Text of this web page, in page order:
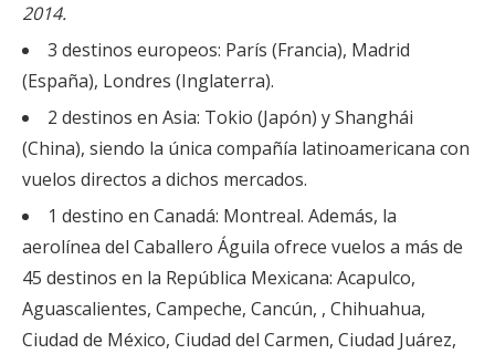
2014.
3 destinos europeos: París (Francia), Madrid
(España), Londres (Inglaterra).
2 destinos en Asia: Tokio (Japón) y Shanghái
(China), siendo la única compañía latinoamericana con
vuelos directos a dichos mercados.
1 destino en Canadá: Montreal. Además, la
aerolínea del Caballero Águila ofrece vuelos a más de
45 destinos en la República Mexicana: Acapulco,
Aguascalientes, Campeche, Cancún, , Chihuahua,
Ciudad de México, Ciudad del Carmen, Ciudad Juárez,